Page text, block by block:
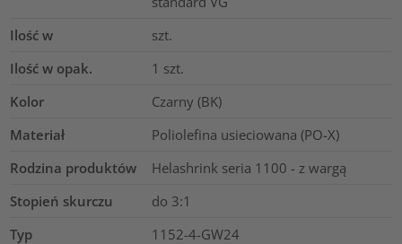
Ilość w
szt.
Ilość w opak.
1 szt.
Kolor
Czarny (BK)
Materiał
Poliolefina usieciowana (PO-X)
Rodzina produktów
Helashrink seria 1100 - z wargą
Stopień skurczu
do 3:1
Typ
1152-4-GW24